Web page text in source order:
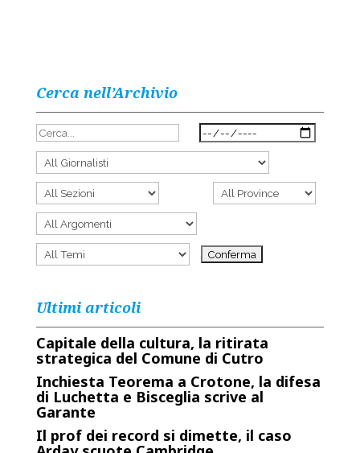
Cerca nell’Archivio
Ultimi articoli
Capitale della cultura, la ritirata
strategica del Comune di Cutro
Inchiesta Teorema a Crotone, la difesa
di Luchetta e Bisceglia scrive al
Garante
Il prof dei record si dimette, il caso